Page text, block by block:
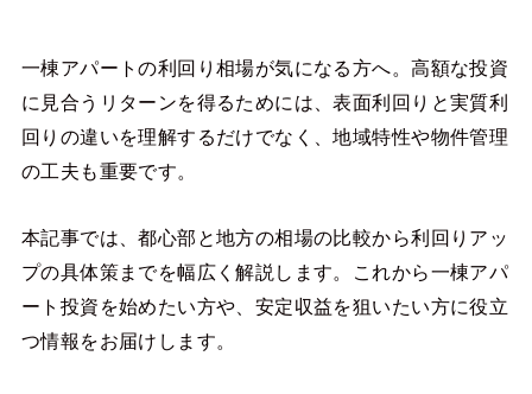
一棟アパートの利回り相場が気になる方へ。高額な投資
に見合うリターンを得るためには、表面利回りと実質利
回りの違いを理解するだけでなく、地域特性や物件管理
の工夫も重要です。
本記事では、都心部と地方の相場の比較から利回りアッ
プの具体策までを幅広く解説します。これから一棟アパ
ート投資を始めたい方や、安定収益を狙いたい方に役立
つ情報をお届けします。